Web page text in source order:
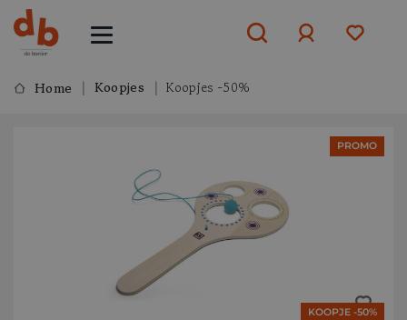
Home Koopjes Koopjes -50%
PROMO
KOOPJE -50%